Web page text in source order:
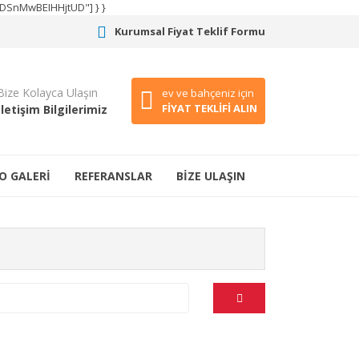
} }
Kurumsal Fiyat Teklif Formu
Kolayca Ulaşın
Bilgilerimiz
ev ve bahçeniz için
FİYAT TEKLİFİ ALIN
GALERİ REFERANSLAR BİZE ULAŞIN